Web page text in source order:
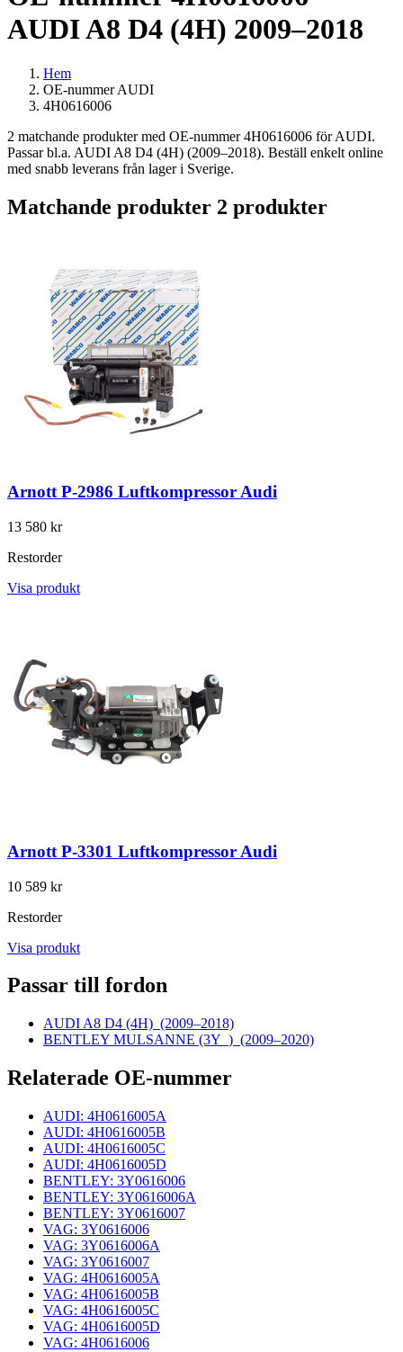
AUDI A8 D4 (4H) 2009–2018
Hem
OE-nummer AUDI
4H0616006
2 matchande produkter med OE-nummer 4H0616006 för AUDI.
Passar bl.a. AUDI A8 D4 (4H) (2009–2018). Beställ enkelt online
med snabb leverans från lager i Sverige.
Matchande produkter 2 produkter
Arnott P-2986 Luftkompressor Audi
13 580 kr
Restorder
Visa produkt
Arnott P-3301 Luftkompressor Audi
10 589 kr
Restorder
Visa produkt
Passar till fordon
AUDI A8 D4 (4H) (2009–2018)
BENTLEY MULSANNE (3Y_) (2009–2020)
Relaterade OE-nummer
AUDI: 4H0616005A
AUDI: 4H0616005B
AUDI: 4H0616005C
AUDI: 4H0616005D
BENTLEY: 3Y0616006
BENTLEY: 3Y0616006A
BENTLEY: 3Y0616007
VAG: 3Y0616006
VAG: 3Y0616006A
VAG: 3Y0616007
VAG: 4H0616005A
VAG: 4H0616005B
VAG: 4H0616005C
VAG: 4H0616005D
VAG: 4H0616006